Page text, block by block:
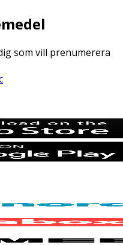
som vill prenumerera